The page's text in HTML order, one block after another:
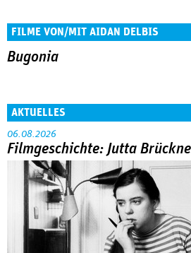
FILME VON/MIT AIDAN DELBIS
Bugonia
AKTUELLES
06.08.2026
Filmgeschichte: Jutta